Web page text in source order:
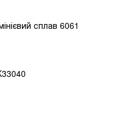
сплав 6061